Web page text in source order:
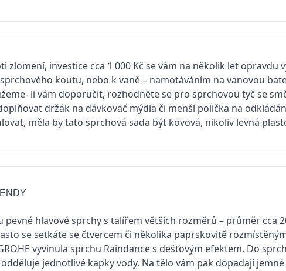
zlomení, investice cca 1 000 Kč se vám na několik let opravdu
koutu, nebo k vaně – namotáváním na vanovou
li vám doporučit, rozhodněte se pro sprchovou tyč se
držák na dávkovač mýdla či menší polička na
měla by tato sprchová sada být kovová, nikoliv levná
pevné hlavové sprchy s talířem větších rozměrů – průměr cca
se setkáte se čtvercem či několika paprskovitě
vyvinula sprchu Raindance s dešťovým efektem. Do
jednotlivé kapky vody. Na tělo vám pak dopadají